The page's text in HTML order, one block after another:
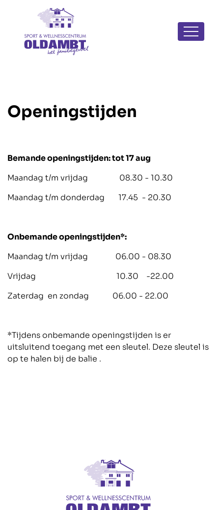
Navigatie
Openingstijden
Bemande openingstijden: tot 17 aug
Maandag t/m vrijdag 08.30 - 10.30
Maandag t/m donderdag 17.45 - 20.30
Onbemande openingstijden*:
Maandag t/m vrijdag 06.00 - 08.30
Vrijdag 10.30 -22.00
Zaterdag en zondag 06.00 - 22.00
*Tijdens onbemande openingstijden is er
uitsluitend toegang met een sleutel. Deze sleutel is
op te halen bij de balie .